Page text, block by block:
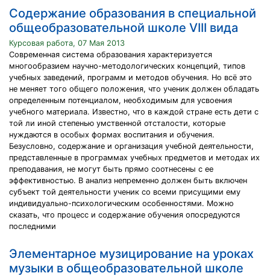
Содержание образования в специальной
общеобразовательной школе VIII вида
Курсовая работа, 07 Мая 2013
Современная система образования характеризуется
многообразием научно-методологических концепций, типов
учебных заведений, программ и методов обучения. Но всё это
не меняет того общего положения, что ученик должен обладать
определенным потенциалом, необходимым для усвоения
учебного материала. Известно, что в каждой стране есть дети с
той ли иной степенью умственной отсталости, которые
нуждаются в особых формах воспитания и обучения.
Безусловно, содержание и организация учебной деятельности,
представленные в программах учебных предметов и методах их
преподавания, не могут быть прямо соотнесены с ее
эффективностью. В анализ непременно должен быть включен
субъект той деятельности ученик со всеми присущими ему
индивидуально-психологическим особенностями. Можно
сказать, что процесс и содержание обучения опосредуются
последними
Элементарное музицирование на уроках
музыки в общеобразовательной школе